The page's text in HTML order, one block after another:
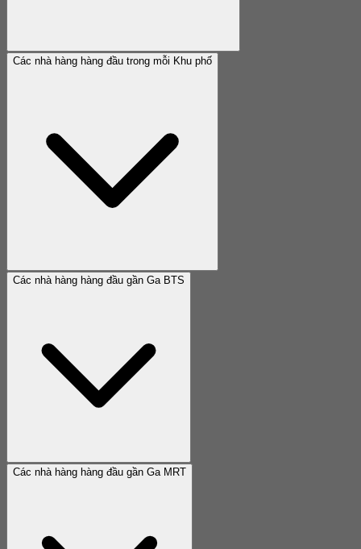
Các nhà hàng hàng đầu trong mỗi Khu phố
Các nhà hàng hàng đầu gần Ga BTS
Các nhà hàng hàng đầu gần Ga MRT